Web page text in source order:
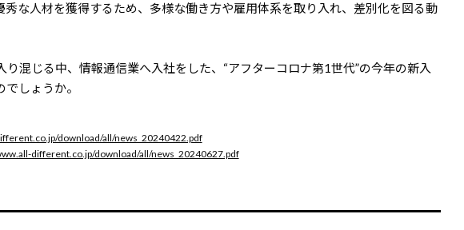
な人材を獲得するため、多様な働き方や雇用体系を取り入れ、差別化を図る動
混じる中、情報通信業へ入社をした、“アフターコロナ第1世代”の今年の新入
しょうか。
download/all/news_20240422.pdf
different.co.jp/download/all/news_20240627.pdf